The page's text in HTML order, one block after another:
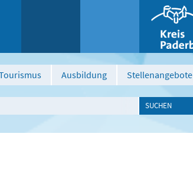
Ausbildung Stellenangebote